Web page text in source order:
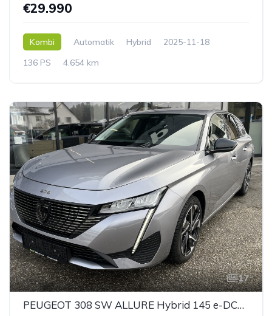
€29.990
Kombi Automatik Hybrid
2025-11-18
136 PS
4.654 km
17
PEUGEOT 308 SW ALLURE Hybrid 145 e-DCS6